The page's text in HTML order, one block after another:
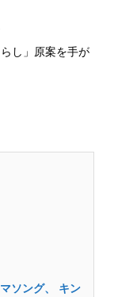
し」原案を手が
ソング、 キン